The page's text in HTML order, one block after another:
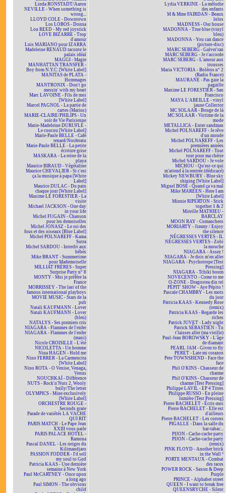
Linda RONSTADT/Aaron
NEVILLE - When something is
wrong...
LLOYD COLE - Downtown
Los LOBOS - Donna
Lou REED - My red joystick
LOVE BIZARRE - Trop
d'amour
Luis MARIANO pour IZARRA
Madeleine RENAUD raconte le
palais idéal
MAGGI - Magie
MANHATTAN TRANSFER -
Boy from N.Y.C. [White Label]
MANITAS de PLATA -
Hommages
MANTRONIX - Don't go
messin' with my heart
Marc LAVOINE - Fils de moi
[White Label]
Marcel PAGNOL - La partie de
cartes (Marius)
MARIE-CLAIRE/PHILIPS - Un
soir de Vie Parisienne
Marie-Madeleine DURUFLÉ -
Le coucou [White Label]
Marie-Paule BELLE - Café
renard/Nosferatu
Marie-Paule BELLE - La petite
écriture grise
MASKARA - La reine de la
playa
Maurice BIRAUD - Végétaline
Maurice CHEVALIER - Si c'est
ça la musique à papa [White
Label]
Maurice DULAC - Du pain
chaque jour [White Label]
Maxime LE FORESTIER - La
visite
Michael JACKSON - One day
in your life
Michel FUGAIN - Chanson
pour les demoiselles
Michel JONASZ - Le roi des
fous et des oiseaux [Blue Label]
Michel POLNAREFF - Kama
Sutra
Michel SARDOU - Interdit aux
bébés
Mike BRANT - Summertime
pour Mademoiselle
MILLIAT FRÈRES - Super
Surprise Party n° 8
MONTY - Moi je préfère la
France
MORRISSEY - The last of the
famous international playboys
MOVIE MUSIC - Stars de la
pub
Natali KAUFMANN - Lover
Natali KAUFMANN - Lover
(bleu)
NATALYS - Ses premiers cris
NIAGARA - Flammes de l'enfer
NIAGARA - Flammes de l'enfer
(maxi)
Nicole CROISILLE - L'été
NICOLETTA - Un homme
Nina HAGEN - Hold me
Nino FERRER - La Carmencita
[White Label]
Nino ROTA - O Venise, Venaga,
Venus
NOUCHKAÏ - Différence
NUTS - Rock'n'Nuts 2, Wooly
bully/The letter
OLYMPICS - Mine exclusively
[White Label]
ORCHESTRE ROUGE -
Seconds grate
Parade de variétés LA VACHE
QUI RIT
PARIS MATCH - Le Pape Jean
XXIII vous parle
PARIS PALACE HOTEL -
Ramona
Pascal DANEL - Les neiges du
Kilimandjaro
PASSION FODDER - I'd sell
my soul to God
Patricia KAAS - Une dernière
semaine à New York
Paul McCARTNEY - Once upon
a long ago
Paul SIMON - The obvious
child
Lydia VERKINE - La mélodie
des enfants
M & Mme FAIRDAN - Beaux
lolos
MADNESS - Our house
MADONNA - True blue (vinyl
bleu)
MADONNA - You can dance
(picture-disc)
MARC SEBERG - Galver'ran
MARC SEBERG - Je t'accorde
MARC SEBERG - L'amour aux
trousses
Maria VICTORIA - Boléros n° 2
(Radio France)
MAURANE - Pas gaie la
pagaille
Maxime LE FORESTIER - San
Francisco
MAYA L'ABEILLE - vinyl
jaune Collector
MC SOLAAR - Bouge de là
MC SOLAAR - Victime de la
mode
METALLICA - Enter sandman
Michel POLNAREFF - Je rêve
d'un monde
Michel POLNAREFF - Les
premières années
Michel POLNAREFF - Tout
tout pour ma chérie
Michel SARDOU - Je vole
MICHOU - Qu'est-ce qui
m'attend à la rentrée (dédicacé)
Mickey NEWBURY - Blue sky
shining [White Label]
Miguel BOSÉ - Quand ça va mal
Mike MAREEN - Here I am
[White Label]
Minnie RIPERTON - Stick
together 1 & 2
Mireille MATHIEU -
BARCLAY
MOON RAY - Comanchero
MORIARTY - Jimmy / Enjoy
the silence
NÉGRESSES VERTES - IL
NÉGRESSES VERTES - Zobi
la mouche
NIAGARA - Assez !
NIAGARA - Je dois m'en aller
NIAGARA - Psychotrope [Test
Pressing]
NIAGARA - Tchiki boum
NOVECENTO - Come to me
O-ZONE - Dragostea din teï
PÉPIT' SHOW - Aye Pépito !
Pascale CHAMBRY - Les mots
du jour
Patricia KAAS - Kennedy Rose
(remix)
Patricia KAAS - Regarde les
riches
Patrick JUVET - Lady night
Patrick SÉBASTIEN - Tu
t'laisses aller (ma vieille)
Paul-Jean BOROWSKY - L'âge
de diamant
PEARL JAM - Given to fly
PERET - Late mi corazon
Pete TOWNSHEND - Face the
face
Phil O'KINS - Chasseur de
charme
Phil O'KINS - Chasseur de
charme [Test Pressing]
Philippe LAVIL - EP 4 Titres
Philippe RUSSO - En pleine
lumière [Test Pressing]
Pierre BACHELET - Écris-moi
Pierre BACHELET - Elle est
d'ailleurs
Pierre BACHELET - Les corons
PIGALLE - Dans la salle du
bar-tabac...
PIJON - Cache-cache party
PIJON - Cache-cache party
(remix)
PINK FLOYD - Another brick
in the Wall ²
PORTE MENTAUX - Combat
des races
POWER ROCK - Saxon & Deep
Purple
PRINCE - Alphabet street
QUEEN - I want to break free
QUEENSRYCHE - Silent